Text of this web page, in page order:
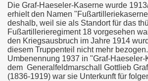
Die Graf-Haeseler-Kaserne wurde
erhielt den Namen
deshalb, weil sie als Standort für das
Fußartillerieregiment 18 vorgesehen
den Kriegsausbruch im Jahre 1914
diesem Truppenteil nicht mehr
Umbenennung 1937 in "Graf-Haeseler-
dem Generalfeldmarschall Gottlieb
(1836-1919) war sie Unterkunft für